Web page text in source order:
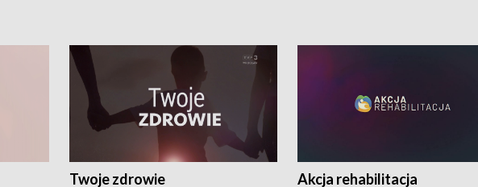
Twoje zdrowie Akcja rehabilitacja